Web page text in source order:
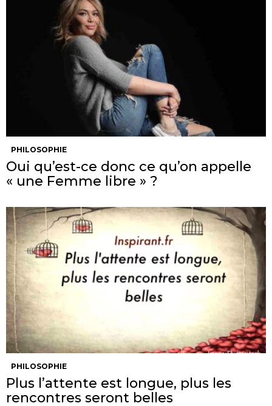
PHILOSOPHIE
Oui qu’est-ce donc ce qu’on appelle
« une Femme libre » ?
PHILOSOPHIE
Plus l’attente est longue, plus les
rencontres seront belles